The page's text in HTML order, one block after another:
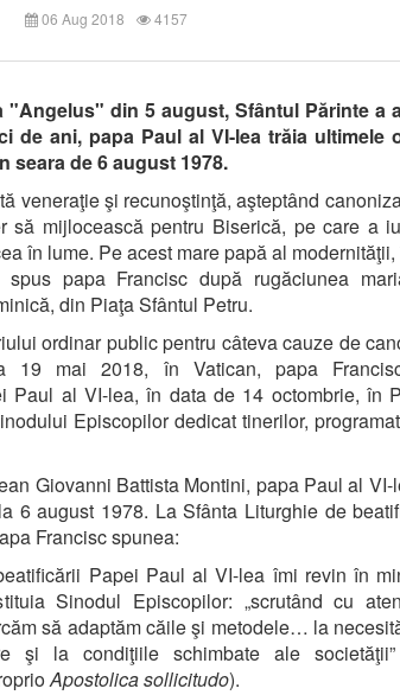
06 Aug 2018 4157
"Angelus" din 5 august, Sfântul Părinte a
de ani, papa Paul al VI-lea trăia ultimele
seara de 6 august 1978.
veneraţie şi recunoştinţă, aşteptând
să mijlocească pentru Biserică, pe care a
în lume. Pe acest mare papă al
papa Francisc după rugăciunea
din Piaţa Sfântul Petru.
ordinar public pentru câteva cauze de
19 mai 2018, în Vatican, papa
Paul al VI-lea, în data de 14 octombrie, în
Episcopilor dedicat tinerilor,
Giovanni Battista Montini, papa Paul al VI-
6 august 1978. La Sfânta Liturghie de
Francisc spunea:
Papei Paul al VI-lea îmi revin în
Sinodul Episcopilor: „scrutând cu
să adaptăm căile şi metodele… la
şi la condiţiile schimbate ale societăţii”
Apostolica sollicitudo).